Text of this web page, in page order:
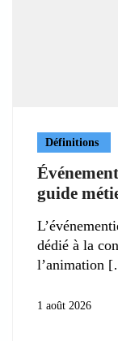
Définitions
guide
dédié à la
l’animation
1 août 2026